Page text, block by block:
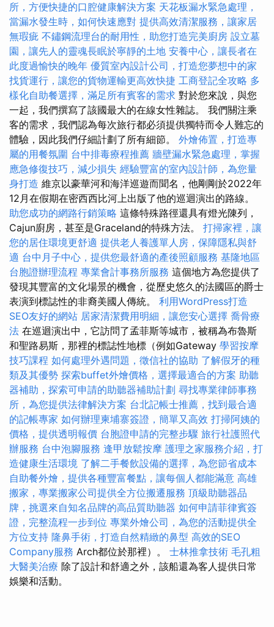
所，方便快捷的口腔健康解決方案 天花板漏水緊急處理，
當漏水發生時，如何快速應對 提供高效清潔服務，讓家居
無瑕疵 不鏽鋼流理台的耐用性，助您打造完美廚房 設立墓
園，讓先人的靈魂長眠於寧靜的土地 安養中心，讓長者在
此度過愉快的晚年 優質室內設計公司，打造您夢想中的家
找貨運行，讓您的貨物運輸更高效快捷 工商登記全攻略 多
樣化自助餐選擇，滿足所有賓客的需求 對於您來說，與您
一起，我們撰寫了該國最大的在線女性雜誌。 我們關注乘
客的需求，我們認為每次旅行都必須提供獨特而令人難忘的
體驗，因此我們仔細計劃了所有細節。 外燴佈置，打造專
屬的用餐氛圍 台中排毒療程推薦 牆壁漏水緊急處理，掌握
應急修復技巧，減少損失 經驗豐富的室內設計師，為您量
身打造 維京以豪華河和海洋巡遊而聞名，他剛剛於2022年
12月在假期在密西西比河上出版了他的巡迴演出的路線。
助您成功的網路行銷策略 這條特殊路徑還具有燈光陳列，
Cajun廚房，甚至是Graceland的特殊方法。 打掃家裡，讓
您的居住環境更舒適 提供老人養護單人房，保障隱私與舒
適 台中月子中心，提供您最舒適的產後照顧服務 基隆地區
台胞證辦理流程 專業會計事務所服務 這個地方為您提供了
發現其豐富的文化場景的機會，從歷史悠久的法國區的爵士
表演到標誌性的非裔美國人傳統。 利用WordPress打造
SEO友好的網站 居家清潔費用明細，讓您安心選擇 喬骨療
法 在巡迴演出中，它訪問了孟菲斯等城市，被稱為布魯斯
和聖路易斯，那裡的標誌性地標（例如Gateway 學習按摩
技巧課程 如何處理外遇問題，徵信社的協助 了解假牙的種
類及其優勢 探索buffet外燴價格，選擇最適合的方案 助聽
器補助，探索可申請的助聽器補助計劃 尋找專業律師事務
所，為您提供法律解決方案 台北記帳士推薦，找到最合適
的記帳專家 如何辦理柬埔寨簽證，簡單又高效 打掃阿姨的
價格，提供透明報價 台胞證申請的完整步驟 旅行社護照代
辦服務 台中泡腳服務 逢甲放鬆按摩 護理之家服務介紹，打
造健康生活環境 了解二手餐飲設備的選擇，為您節省成本
自助餐外燴，提供各種豐富餐點，讓每個人都能滿意 高雄
搬家，專業搬家公司提供全方位搬遷服務 頂級助聽器品
牌，挑選來自知名品牌的高品質助聽器 如何申請菲律賓簽
證，完整流程一步到位 專業外燴公司，為您的活動提供全
方位支持 隆鼻手術，打造自然精緻的鼻型 高效的SEO
Company服務 Arch都位於那裡）。 士林推拿技術 毛孔粗
大醫美治療 除了設計和舒適之外，該船還為客人提供日常
娛樂和活動。